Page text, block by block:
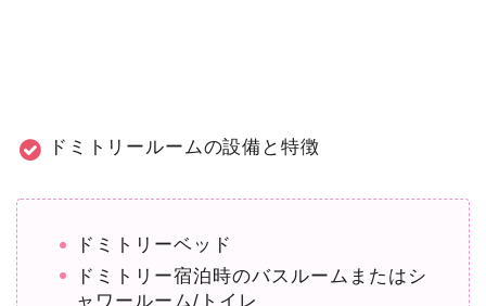
ドミトリールームの設備と特徴
ドミトリーベッド
ドミトリー宿泊時のバスルームまたはシ
ャワールーム/トイレ